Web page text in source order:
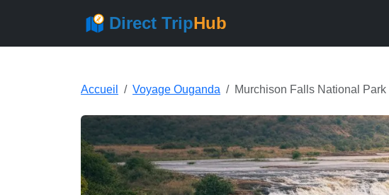
Direct TripHub
Accueil Voyage Ouganda Murchison Falls National Park